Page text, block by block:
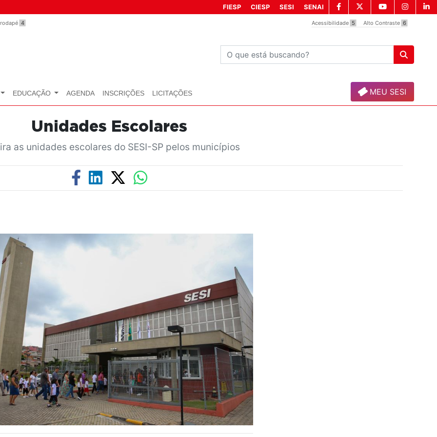
4 Acessibilidade 5 Alto Contraste 6
FIESP CIESP SESI SENAI
EDUCAÇÃO AGENDA INSCRIÇÕES LICITAÇÕES MEU SESI
Unidades Escolares
as unidades escolares do SESI-SP pelos municípios